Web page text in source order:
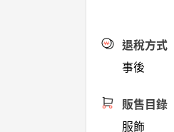
退稅方式
事後
販售目錄
服飾